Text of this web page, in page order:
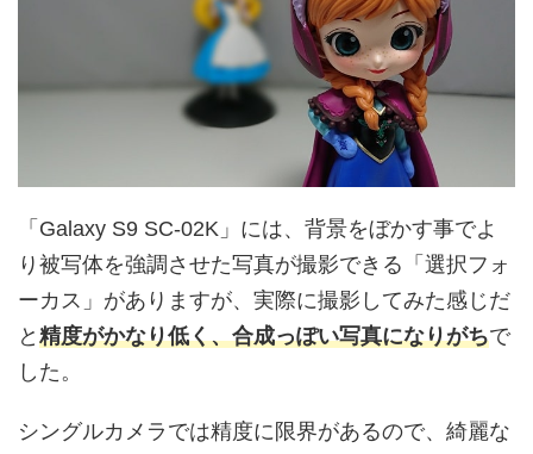
「Galaxy S9 SC-02K」には、背景をぼかす事でよ
り被写体を強調させた写真が撮影できる「選択フォ
ーカス」がありますが、実際に撮影してみた感じだ
と 精度がかなり低く、合成っぽい写真になりがちで
した。
シングルカメラでは精度に限界があるので、綺麗な